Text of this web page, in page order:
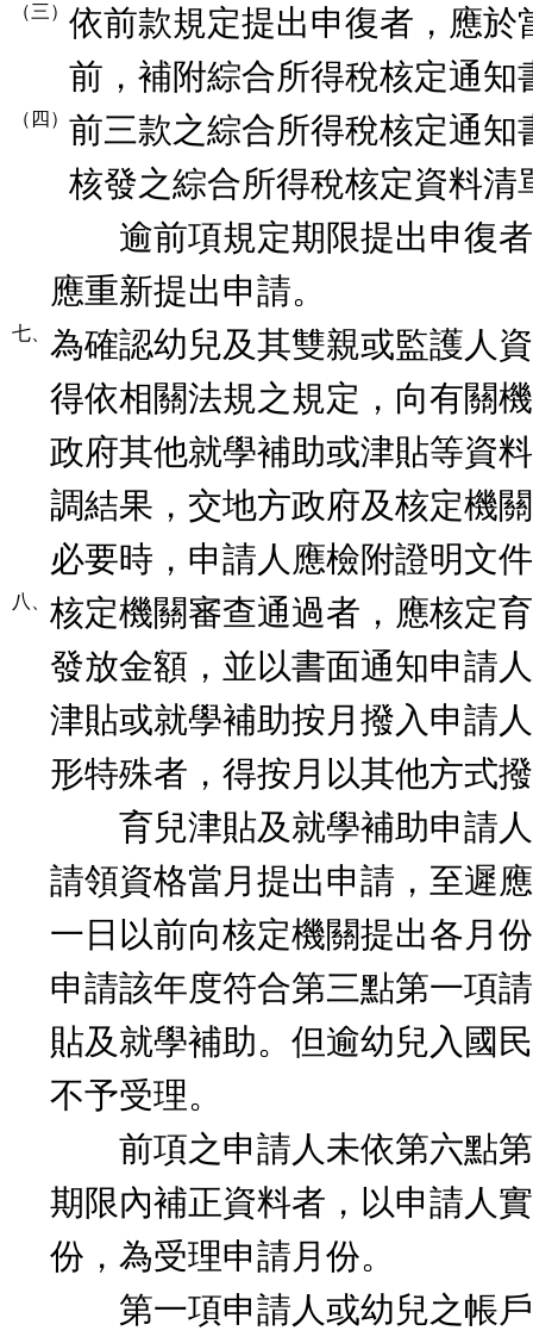
（三） 依前款規定提出申復者，應於
前，補附綜合所得稅核定通知
（四） 前三款之綜合所得稅核定通知
核發之綜合所得稅核定資料清
逾前項規定期限提出申復者
應重新提出申請。
七、 為確認幼兒及其雙親或監護人
得依相關法規之規定，向有關
政府其他就學補助或津貼等資
調結果，交地方政府及核定機
必要時，申請人應檢附證明文
八、 核定機關審查通過者，應核定
發放金額，並以書面通知申請
津貼或就學補助按月撥入申請
形特殊者，得按月以其他方式
育兒津貼及就學補助申請人
請領資格當月提出申請，至遲
一日以前向核定機關提出各月
申請該年度符合第三點第一項
貼及就學補助。但逾幼兒入國
不予受理。
前項之申請人未依第六點第
期限內補正資料者，以申請人
份，為受理申請月份。
第一項申請人或幼兒之帳戶